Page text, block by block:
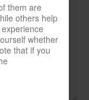
them are
others help
whether
that if you